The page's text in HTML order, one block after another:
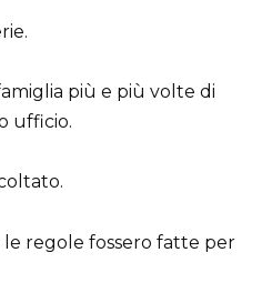
più e più volte di
ufficio.
regole fossero fatte per